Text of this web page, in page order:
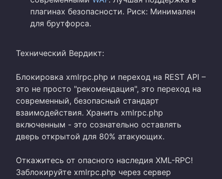
плагинах безопасности. Риск: Минимален
для брутфорса.
Технический Вердикт:
Блокировка xmlrpc.php и переход на REST API –
это не просто "рекомендация", это переход на
современный, безопасный стандарт
взаимодействия. Хранить xmlrpc.php
включенным - это сознательно оставлять
дверь открытой для 80% атакующих.
Откажитесь от опасного наследия XML-RPC!
Заблокируйте xmlrpc.php через сервер